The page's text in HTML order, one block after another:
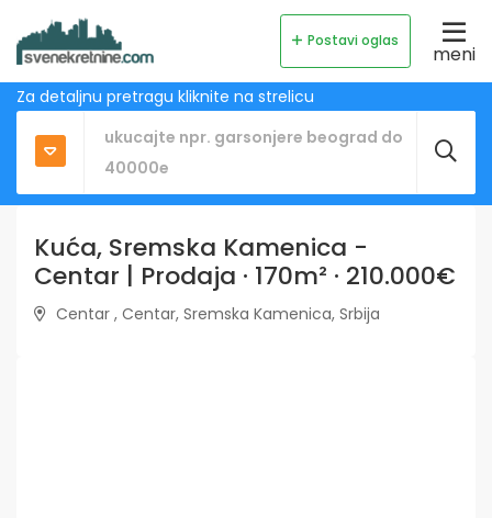
Postavi oglas
meni
Za detaljnu pretragu kliknite na strelicu
Kuća, Sremska Kamenica -
Centar | Prodaja · 170m² · 210.000€
Centar , Centar, Sremska Kamenica, Srbija